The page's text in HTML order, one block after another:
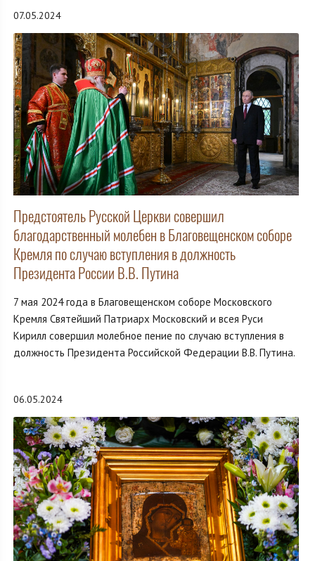
07.05.2024
Предстоятель Русской Церкви совершил
благодарственный молебен в Благовещенском соборе
Кремля по случаю вступления в должность
Президента России В.В. Путина
7 мая 2024 года в Благовещенском соборе Московского
Кремля Святейший Патриарх Московский и всея Руси
Кирилл совершил молебное пение по случаю вступления в
должность Президента Российской Федерации В.В. Путина.
06.05.2024